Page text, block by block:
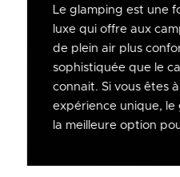
Le glamping est une
luxe qui offre aux
de plein air plus
sophistiquée que le
connait. Si vous êtes
expérience unique,
la meilleure option